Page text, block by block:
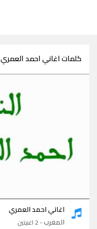
كلمات اغاني احمد العمري
اغاني احمد العمري
المغرب- 2 اغنيتين